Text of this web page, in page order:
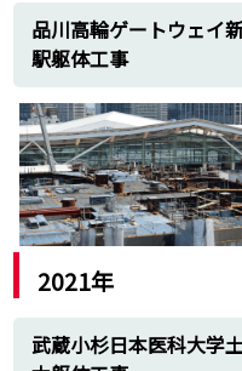
東京都・荒川
2003年
六本木ヒルズ
東京都・神楽
みなとみらい
事
2002年
大黒埠頭・本
2001年
東亜石油プラ
府中マンショ
品川高輪ゲートウェイ
駅躯体工事
2021年
武蔵小杉日本医科大学